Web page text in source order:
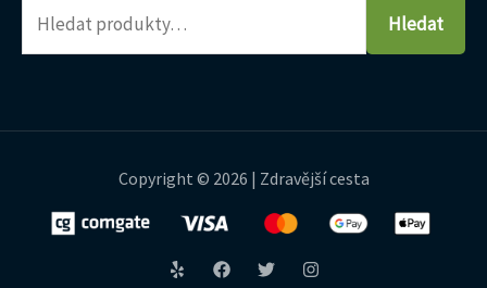
Hledat
Copyright © 2026 | Zdravější cesta